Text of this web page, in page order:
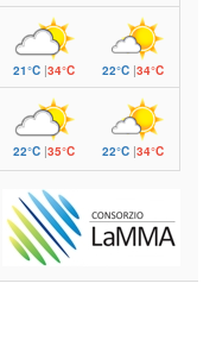
21°C|34°C 22°C |34°C
22°C|35°C 22°C |34°C